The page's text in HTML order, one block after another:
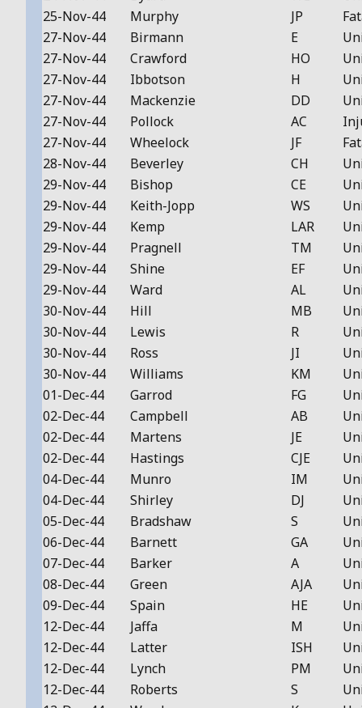
25-Nov-44
Murphy JP
27-Nov-44
Birmann E
27-Nov-44
Crawford HO
27-Nov-44
Ibbotson H
27-Nov-44
Mackenzie DD
27-Nov-44
Pollock AC
27-Nov-44
Wheelock JF
28-Nov-44
Beverley CH
29-Nov-44
Bishop CE
29-Nov-44
Keith-Jopp WS
29-Nov-44
Kemp LAR
29-Nov-44
Pragnell TM
29-Nov-44
Shine EF
29-Nov-44
Ward AL
30-Nov-44
Hill MB
30-Nov-44
Lewis R
30-Nov-44
Ross JI
30-Nov-44
Williams KM
01-Dec-44
Garrod FG
02-Dec-44
Campbell AB
02-Dec-44
Martens JE
02-Dec-44
Hastings CJE
04-Dec-44
Munro IM
04-Dec-44
Shirley DJ
05-Dec-44
Bradshaw S
06-Dec-44
Barnett GA
07-Dec-44
Barker A
08-Dec-44
Green AJA
09-Dec-44
Spain HE
12-Dec-44
Jaffa M
12-Dec-44
Latter ISH
12-Dec-44
Lynch PM
12-Dec-44
Roberts S